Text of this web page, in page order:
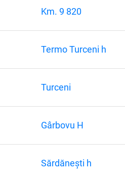
Km. 9 820
Termo Turceni h
Turceni
Gârbovu H
Sărdănești h